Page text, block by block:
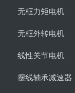
无框力矩电机
无框外转电机
线性关节电机
摆线轴承减速器